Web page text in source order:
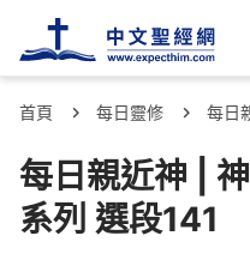
首頁 每日靈修 每日
每日親近神 |
系列 選段141